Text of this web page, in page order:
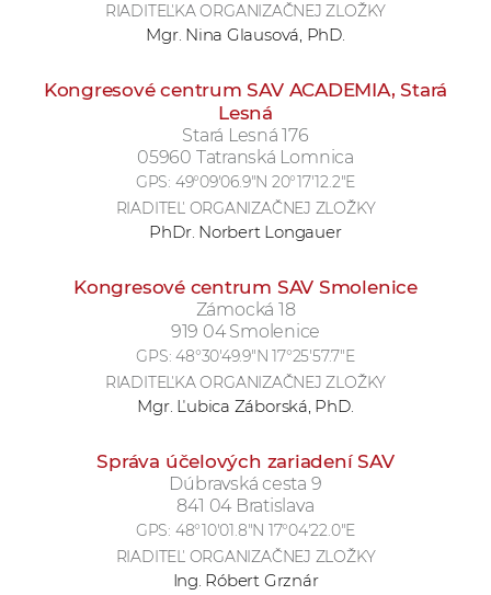
RIADITEĽKA ORGANIZAČNEJ ZLOŽKY
Mgr. Nina Glausová, PhD.
Kongresové centrum SAV ACADEMIA, Stará
Lesná
Stará Lesná 176
05960 Tatranská Lomnica
GPS: 49°09'06.9"N 20°17'12.2"E
RIADITEĽ ORGANIZAČNEJ ZLOŽKY
PhDr. Norbert Longauer
Kongresové centrum SAV Smolenice
Zámocká 18
919 04 Smolenice
GPS:48°30'49.9"N 17°25'57.7"E
RIADITEĽKA ORGANIZAČNEJ ZLOŽKY
Mgr. Ľubica Záborská, PhD.
Správa účelových zariadení SAV
Dúbravská cesta 9
841 04 Bratislava
GPS: 48°10'01.8"N 17°04'22.0"E
RIADITEĽ ORGANIZAČNEJ ZLOŽKY
Ing. Róbert Grznár